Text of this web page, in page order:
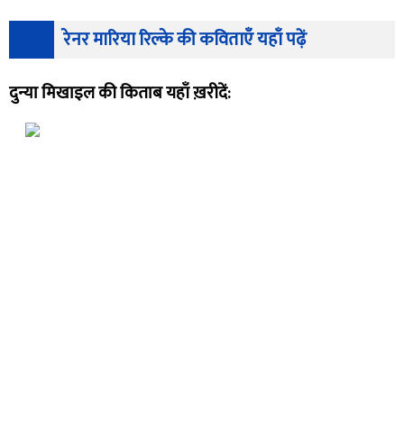
रेनर मारिया रिल्के की कविताएँ यहाँ पढ़ें
दुन्या मिखाइल की किताब यहाँ ख़रीदें: